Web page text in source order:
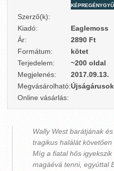
Szerző(k):
Kiadó:
Eaglemoss
Ár:
2890 Ft
Formátum:
kötet
Terjedelem:
~200 oldal
Megjelenés:
2017.09.13.
Megvásárolható:Újságárusok
Online vásárlás:
Wally West barátjának
tragikus halálát követően
Míg a fiatal hős
magáévá tenni, egyúttal